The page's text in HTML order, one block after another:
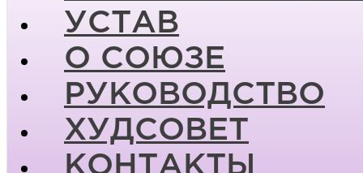
УСТАВ
О СОЮЗЕ
РУКОВОДСТВО
ХУДСОВЕТ
КОНТАКТЫ